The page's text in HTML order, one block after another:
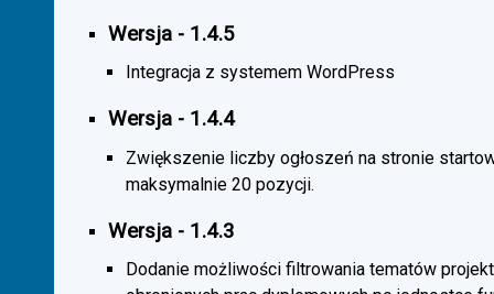
Wersja - 1.4.5
Integracja z systemem WordPress
Wersja - 1.4.4
Zwiększenie liczby ogłoszeń na stronie
maksymalnie 20 pozycji.
Wersja - 1.4.3
Dodanie możliwości filtrowania tematów